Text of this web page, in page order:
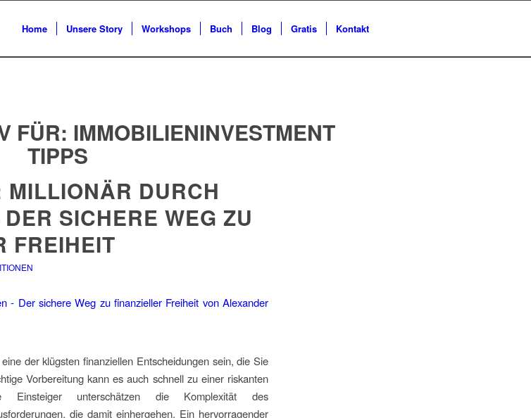
Home Unsere Story Workshops Buch Blog Gratis Kontakt
FÜR: IMMOBILIENINVESTMENT
TIPPS
DURCH
SICHERE WEG ZU
FREIHEIT
der klügsten finanziellen Entscheidungen sein, die Sie
Vorbereitung kann es auch schnell zu einer riskanten
Einsteiger unterschätzen die Komplexität des
die damit einhergehen. Ein hervorragender